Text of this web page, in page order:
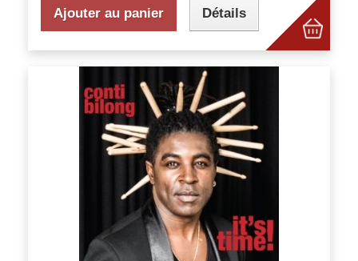
Ajouter au panier Détails